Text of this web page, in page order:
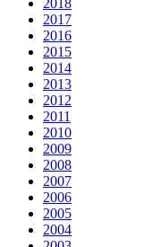
2017
2016
2015
2014
2013
2012
2011
2010
2009
2008
2007
2006
2005
2004